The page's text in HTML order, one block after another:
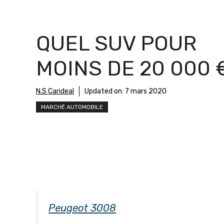
QUEL SUV POUR
MOINS DE 20 000
N.S Carideal Updated on: 7 mars 2020
MARCHÉ AUTOMOBILE
Peugeot 3008